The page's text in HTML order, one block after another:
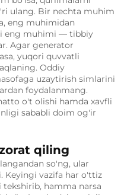
ulang. Bir nechta muhim
eng muhimidan
eng muhimi — tibbiy
Agar generator
yuqori quvvatli
Oddiy
uzaytirish simlarini
foydalanmang.
o't olishi hamda xavfli
sababli doim og'ir
qiling
so'ng, ular
Keyingi vazifa har o'ttiz
hamma narsa